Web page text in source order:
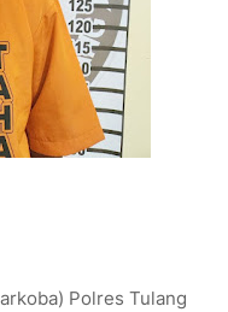
Polres Tulang